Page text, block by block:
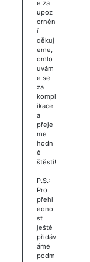
e za
upoz
orněn
í
děkuj
eme,
omlo
uvám
e se
za
kompl
ikace
a
přeje
me
hodn
ě
štěstí!
P.S.:
Pro
přehl
edno
st
ještě
přidáv
áme
podm